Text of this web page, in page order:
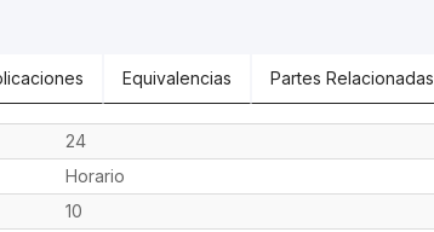
Equivalencias Partes Relacionadas
24
Horario
10